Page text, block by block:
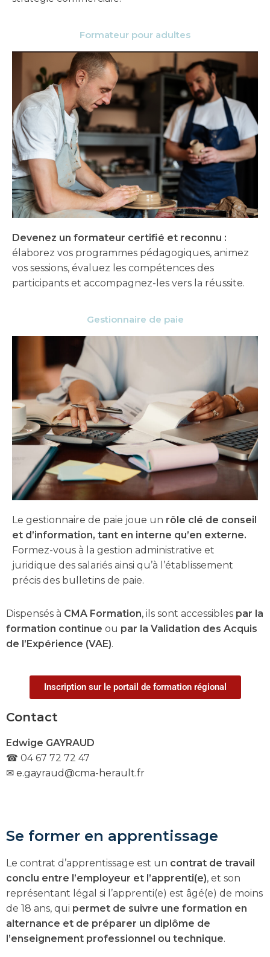
Formateur pour adultes
Devenez un formateur certifié et reconnu :
élaborez vos programmes pédagogiques, animez
vos sessions, évaluez les compétences des
participants et accompagnez-les vers la réussite.
Gestionnaire de paie
Le gestionnaire de paie joue un rôle clé de conseil
et d’information, tant en interne qu’en externe.
Formez-vous à la gestion administrative et
juridique des salariés ainsi qu’à l’établissement
précis des bulletins de paie.
Dispensés à CMA Formation, ils sont accessibles par la
formation continue ou par la Validation des Acquis
de l’Expérience (VAE).
Inscription sur le portail de formation régional
Contact
Edwige GAYRAUD
☎ 04 67 72 72 47
✉ e.gayraud@cma-herault.fr
Se former en apprentissage
Le contrat d’apprentissage est un contrat de travail
conclu entre l’employeur et l’apprenti(e), et son
représentant légal si l’apprenti(e) est âgé(e) de moins
de 18 ans, qui permet de suivre une formation en
alternance et de préparer un diplôme de
l’enseignement professionnel ou technique.